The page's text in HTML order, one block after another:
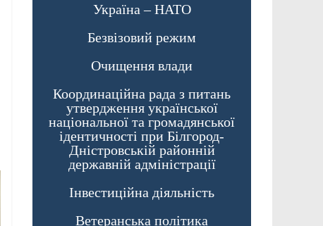
Україна – НАТО
Безвізовий режим
Очищення влади
Координаційна рада з питань
утвердження української
національної та громадянської
ідентичності при Білгород-
Дністровській районній
державній адміністрації
Інвестиційна діяльність
Ветеранська політика